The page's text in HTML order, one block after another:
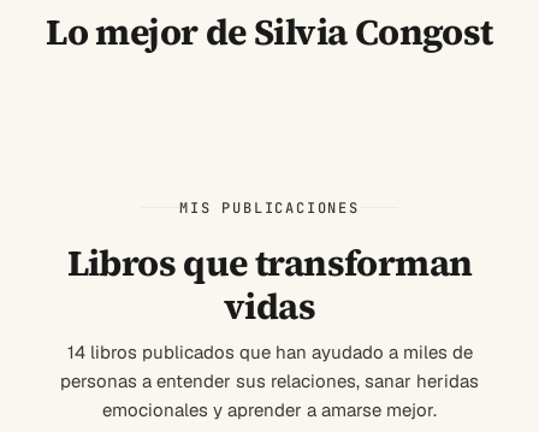
Lo mejor de Silvia Congost
MIS PUBLICACIONES
Libros que transforman
vidas
14 libros publicados que han ayudado a miles de
personas a entender sus relaciones, sanar heridas
emocionales y aprender a amarse mejor.